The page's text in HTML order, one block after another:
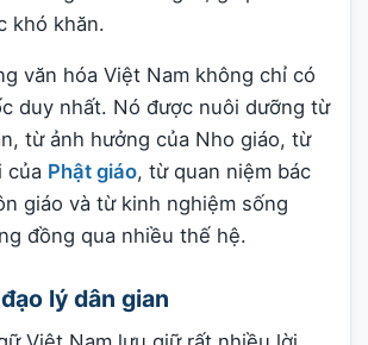
khó khăn.
văn hóa Việt Nam không chỉ có
duy nhất. Nó được nuôi dưỡng từ
từ ảnh hưởng của Nho giáo, từ
của Phật giáo, từ quan niệm bác
giáo và từ kinh nghiệm sống
đồng qua nhiều thế hệ.
lý dân gian